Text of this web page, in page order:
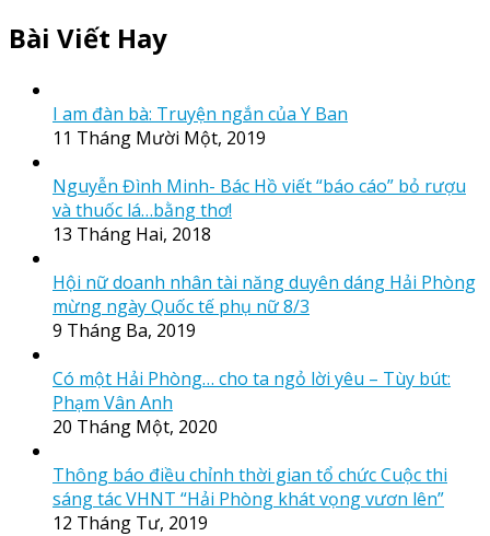
Bài Viết Hay
I am đàn bà: Truyện ngắn của Y Ban
11 Tháng Mười Một, 2019
Nguyễn Đình Minh- Bác Hồ viết “báo cáo” bỏ rượu
và thuốc lá…bằng thơ!
13 Tháng Hai, 2018
Hội nữ doanh nhân tài năng duyên dáng Hải Phòng
mừng ngày Quốc tế phụ nữ 8/3
9 Tháng Ba, 2019
Có một Hải Phòng… cho ta ngỏ lời yêu – Tùy bút:
Phạm Vân Anh
20 Tháng Một, 2020
Thông báo điều chỉnh thời gian tổ chức Cuộc thi
sáng tác VHNT “Hải Phòng khát vọng vươn lên”
12 Tháng Tư, 2019